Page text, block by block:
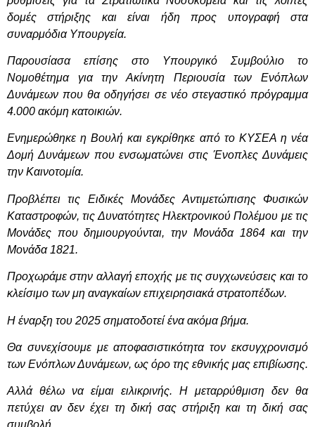
δομές στήριξης και είναι ήδη προς υπογραφή στα
συναρμόδια Υπουργεία.
Παρουσίασα επίσης στο Υπουργικό Συμβούλιο το
Νομοθέτημα για την Ακίνητη Περιουσία των Ενόπλων
Δυνάμεων που θα οδηγήσει σε νέο στεγαστικό πρόγραμμα
4.000 ακόμη κατοικιών.
Ενημερώθηκε η Βουλή και εγκρίθηκε από το ΚΥΣΕΑ η νέα
Δομή Δυνάμεων που ενσωματώνει στις Ένοπλες Δυνάμεις
την Καινοτομία.
Προβλέπει τις Ειδικές Μονάδες Αντιμετώπισης Φυσικών
Καταστροφών, τις Δυνατότητες Ηλεκτρονικού Πολέμου με τις
Μονάδες που δημιουργούνται, την Μονάδα 1864 και την
Μονάδα 1821.
Προχωράμε στην αλλαγή εποχής με τις συγχωνεύσεις και το
κλείσιμο των μη αναγκαίων επιχειρησιακά στρατοπέδων.
Η έναρξη του 2025 σηματοδοτεί ένα ακόμα βήμα.
Θα συνεχίσουμε με αποφασιστικότητα τον εκσυγχρονισμό
των Ενόπλων Δυνάμεων, ως όρο της εθνικής μας επιβίωσης.
Αλλά θέλω να είμαι ειλικρινής. Η μεταρρύθμιση δεν θα
πετύχει αν δεν έχει τη δική σας στήριξη και τη δική σας